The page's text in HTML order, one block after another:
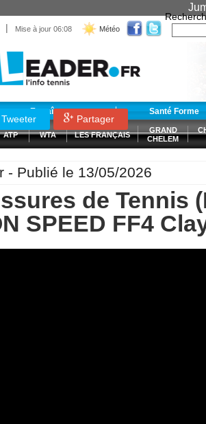
| Mise à jour 06:08 Météo
Entraînement Santé Forme
ATP WTA LES FRANÇAIS
GRAND
CHELEM
Tweeter Partager
- Publié le 13/05/2026
de Tennis
SPEED FF4